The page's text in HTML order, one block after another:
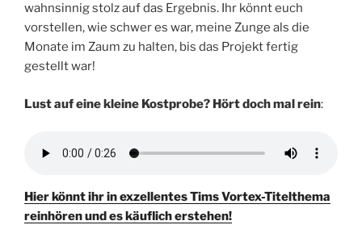
wahnsinnig stolz auf das Ergebnis. Ihr könnt euch
vorstellen, wie schwer es war, meine Zunge als die
Monate im Zaum zu halten, bis das Projekt fertig
gestellt war!
Lust auf eine kleine Kostprobe? Hört doch mal rein:
Hier könnt ihr in exzellentes Tims Vortex-Titelthema
reinhören und es käuflich erstehen!